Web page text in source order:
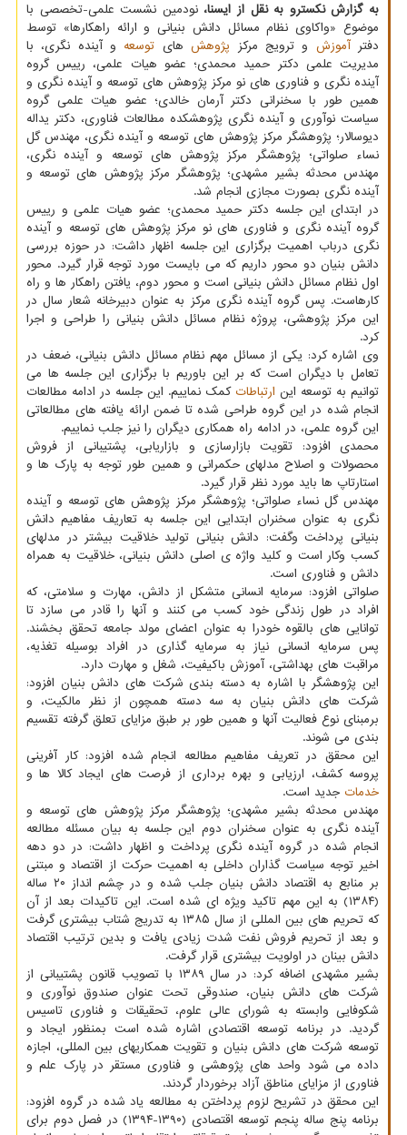
به گزارش نکسترو به نقل از ایسنا،نودمین نشست علمی-تخصصی با
موضوع «واکاوی نظام مسائل دانش بنیانی و ارائه راهکارها» توسط
دفترآموزش و ترویج مرکز پژوهشهای توسعه و آینده نگری، با
مدیریت علمی دکتر حمید محمدی؛ عضو هیات علمی، رییس گروه
آینده نگری و فناوری های نو مرکز پژوهش های توسعه و آینده نگری و
همین طور با سخنرانی دکتر آرمان خالدی؛ عضو هیات علمی گروه
سیاست نوآوری و آینده نگری پژوهشکده مطالعات فناوری، دکتر یداله
دیوسالار؛ پژوهشگر مرکز پژوهش های توسعه و آینده نگری، مهندس گل
نساء صلواتی؛ پژوهشگر مرکز پژوهش های توسعه و آینده نگری،
مهندس محدثه بشیر مشهدی؛ پژوهشگر مرکز پژوهش های توسعه و
آینده نگری بصورت مجازی انجام شد.
در ابتدای این جلسه دکتر حمید محمدی؛ عضو هیات علمی و رییس
گروه آینده نگری و فناوری های نو مرکز پژوهش های توسعه و آینده
نگری درباب اهمیت برگزاری این جلسه اظهار داشت: در حوزه بررسی
دانش بنیان دو محور داریم که می بایست مورد توجه قرار گیرد. محور
اول نظام مسائل دانش بنیانی است و محور دوم، یافتن راهکار ها و راه
کارهاست. پس گروه آینده نگری مرکز به عنوان دبیرخانه شعار سال در
این مرکز پژوهشی، پروژه نظام مسائل دانش بنیانی را طراحی و اجرا
کرد.
وی اشاره کرد: یکی از مسائل مهم نظام مسائل دانش بنیانی، ضعف در
تعامل با دیگران است که بر این باوریم با برگزاری این جلسه ها می
توانیم به توسعه این ارتباطات کمک نماییم. این جلسه در ادامه مطالعات
انجام شده در این گروه طراحی شده تا ضمن ارائه یافته های مطالعاتی
این گروه علمی، در ادامه راه همکاری دیگران را نیز جلب نماییم.
محمدی افزود: تقویت بازارسازی و بازاریابی، پشتیبانی از فروش
محصولات و اصلاح مدلهای حکمرانی و همین طور توجه به پارک ها و
استارتاپ ها باید مورد نظر قرار گیرد.
مهندس گل نساء صلواتی؛ پژوهشگر مرکز پژوهش های توسعه و آینده
نگری به عنوان سخنران ابتدایی این جلسه به تعاریف مفاهیم دانش
بنیانی پرداخت وگفت: دانش بنیانی تولید خلاقیت بیشتر در مدلهای
کسب وکار است و کلید واژه ی اصلی دانش بنیانی، خلاقیت به همراه
دانش و فناوری است.
صلواتی افزود: سرمایه انسانی متشکل از دانش، مهارت و سلامتی، که
افراد در طول زندگی خود کسب می کنند و آنها را قادر می سازد تا
توانایی های بالقوه خودرا به عنوان اعضای مولد جامعه تحقق بخشند.
پس سرمایه انسانی نیاز به سرمایه گذاری در افراد بوسیله تغذیه،
مراقبت های بهداشتی، آموزش باکیفیت، شغل و مهارت دارد.
این پژوهشگر با اشاره به دسته بندی شرکت های دانش بنیان افزود:
شرکت های دانش بنیان به سه دسته همچون از نظر مالکیت، و
برمبنای نوع فعالیت آنها و همین طور بر طبق مزایای تعلق گرفته تقسیم
بندی می شوند.
این محقق در تعریف مفاهیم مطالعه انجام شده افزود: کار آفرینی
پروسه کشف، ارزیابی و بهره برداری از فرصت های ایجاد کالا ها و
خدمات جدید است.
مهندس محدثه بشیر مشهدی؛ پژوهشگر مرکز پژوهش های توسعه و
آینده نگری به عنوان سخنران دوم این جلسه به بیان مسئله مطالعه
انجام شده در گروه آینده نگری پرداخت و اظهار داشت: در دو دهه
اخیر توجه سیاست گذاران داخلی به اهمیت حرکت از اقتصاد و مبتنی
بر منابع به اقتصاد دانش بنیان جلب شده و در چشم انداز ۲۰ ساله
(۱۳۸۴) به این مهم تاکید ویژه ای شده است. این تاکیدات بعد از آن
که تحریم های بین المللی از سال ۱۳۸۵ به تدریج شتاب بیشتری گرفت
و بعد از تحریم فروش نفت شدت زیادی یافت و بدین ترتیب اقتصاد
دانش بینان در اولویت بیشتری قرار گرفت.
بشیر مشهدی اضافه کرد: در سال ۱۳۸۹ با تصویب قانون پشتیبانی از
شرکت های دانش بنیان، صندوقی تحت عنوان صندوق نوآوری و
شکوفایی وابسته به شورای عالی علوم، تحقیقات و فناوری تاسیس
گردید. در برنامه توسعه اقتصادی اشاره شده است بمنظور ایجاد و
توسعه شرکت های دانش بنیان و تقویت همکاریهای بین المللی، اجازه
داده می شود واحد های پژوهشی و فناوری مستقر در پارک علم و
فناوری از مزایای مناطق آزاد برخوردار گردند.
این محقق در تشریح لزوم پرداختن به مطالعه یاد شده در گروه افزود:
برنامه پنج ساله پنجم توسعه اقتصادی (۱۳۹۰-۱۳۹۴) در فصل دوم برای